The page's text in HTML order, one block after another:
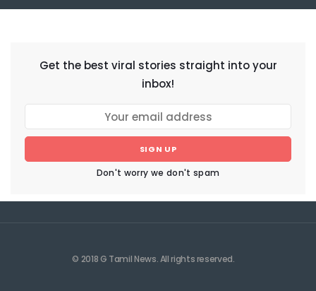
Get the best viral stories straight into your
inbox!
SIGN UP
Don't worry we don't spam
© 2018 G Tamil News. All rights reserved.